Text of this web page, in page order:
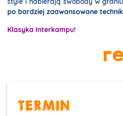
po bardziej zaawansowane
Klasyka Interkampu!
TERMIN